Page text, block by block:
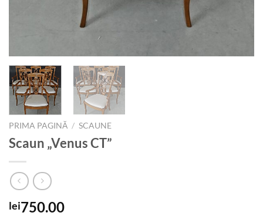
PRIMA PAGINĂ / SCAUNE
Scaun „Venus CT”
lei750.00